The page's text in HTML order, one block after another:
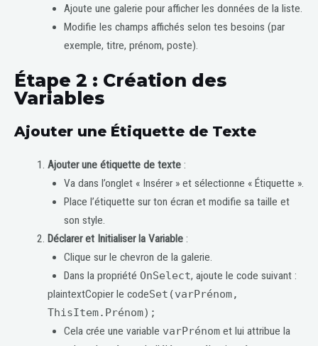
Ajoute une galerie pour afficher les données de la liste.
Modifie les champs affichés selon tes besoins (par
exemple, titre, prénom, poste).
Étape 2 : Création des
Variables
Ajouter une Étiquette de Texte
Ajouter une étiquette de texte:
Va dans l’onglet « Insérer » et sélectionne « Étiquette ».
Place l’étiquette sur ton écran et modifie sa taille et
son style.
Déclarer et Initialiser la Variable:
Clique sur le chevron de la galerie.
Dans la propriété OnSelect, ajoute le code suivant :
plaintextCopier le codeSet(varPrénom,
ThisItem.Prénom);
Cela crée une variable varPrénomet lui attribue la